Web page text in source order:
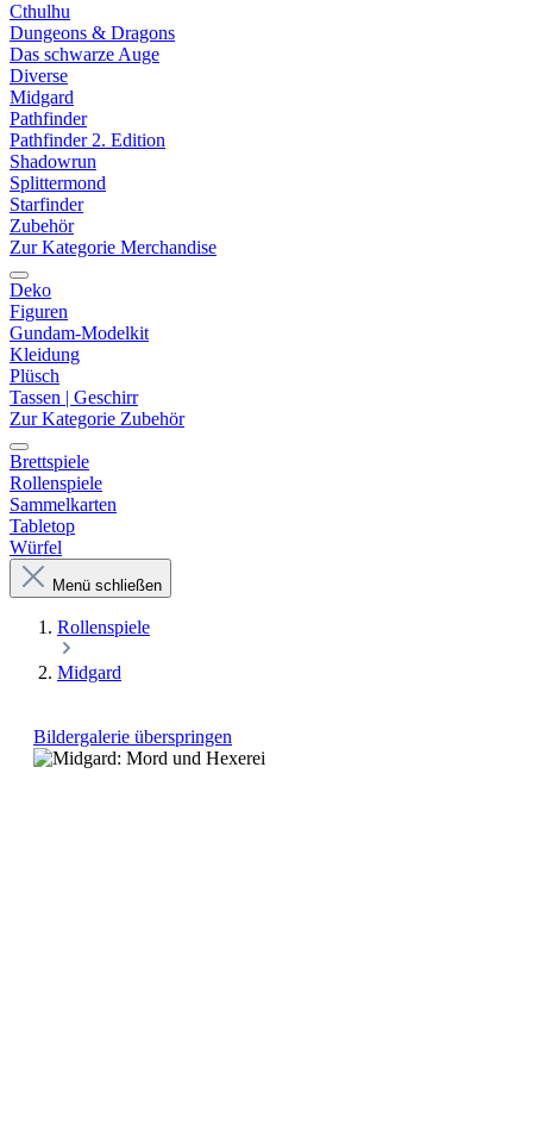
Cthulhu
Dungeons & Dragons
Das schwarze Auge
Diverse
Midgard
Pathfinder
Pathfinder 2. Edition
Shadowrun
Splittermond
Starfinder
Zubehör
Zur Kategorie Merchandise
Deko
Figuren
Gundam-Modelkit
Kleidung
Plüsch
Tassen | Geschirr
Zur Kategorie Zubehör
Brettspiele
Rollenspiele
Sammelkarten
Tabletop
Würfel
Menü schließen
Rollenspiele
Midgard
Bildergalerie überspringen